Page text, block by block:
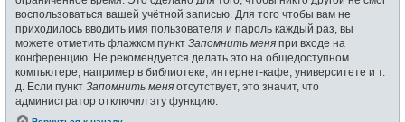
воспользоваться вашей учётной записью. Для того чтобы вам не
приходилось вводить имя пользователя и пароль каждый раз, вы
можете отметить флажком пункт Запомнить меня при входе на
конференцию. Не рекомендуется делать это на общедоступном
компьютере, например в библиотеке, интернет-кафе, университете и т.
д. Если пункт Запомнить меня отсутствует, это значит, что
администратор отключил эту функцию.